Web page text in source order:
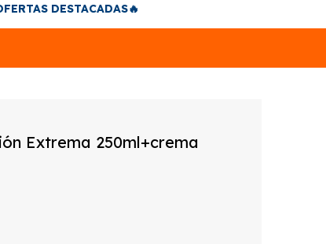
DESTACADAS🔥
Extrema 250ml+crema